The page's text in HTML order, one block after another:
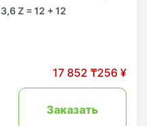
3,6 Z = 12 + 12
17 852 ₸256 ¥
Заказать